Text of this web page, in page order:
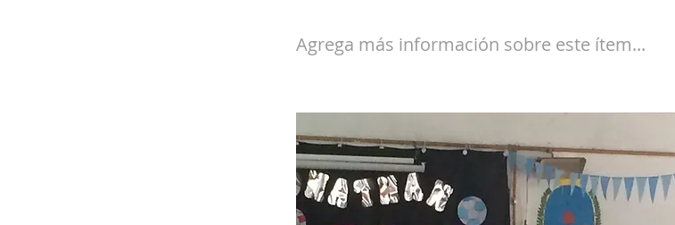
Agrega más información sobre este ítem...